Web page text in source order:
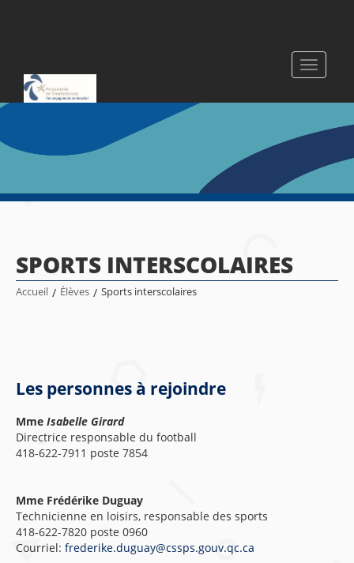
Toggle
SPORTS INTERSCOLAIRES
Accueil / Élèves / Sports interscolaires
Les personnes à rejoindre
Mme Isabelle Girard
Directrice responsable du football
418-622-7911 poste 7854
Mme Frédérike Duguay
Technicienne en loisirs, responsable des sports
418-622-7820 poste 0960
Courriel: frederike.duguay@cssps.gouv.qc.ca